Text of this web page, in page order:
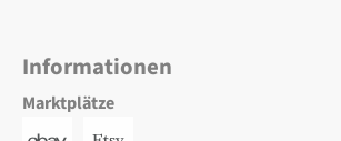
Informationen
Marktplätze